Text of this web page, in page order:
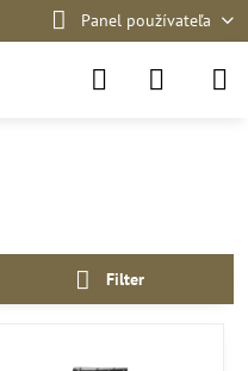
Panel používateľa
Filter